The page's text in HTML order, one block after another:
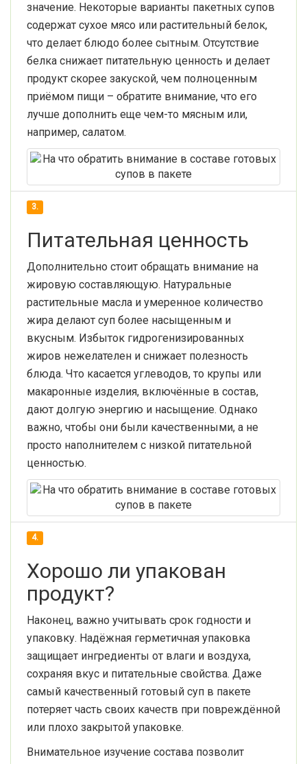
значение. Некоторые варианты пакетных супов
содержат сухое мясо или растительный белок,
что делает блюдо более сытным. Отсутствие
белка снижает питательную ценность и делает
продукт скорее закуской, чем полноценным
приёмом пищи – обратите внимание, что его
лучше дополнить еще чем-то мясным или,
например, салатом.
3.
Питательная ценность
Дополнительно стоит обращать внимание на
жировую составляющую. Натуральные
растительные масла и умеренное количество
жира делают суп более насыщенным и
вкусным. Избыток гидрогенизированных
жиров нежелателен и снижает полезность
блюда. Что касается углеводов, то крупы или
макаронные изделия, включённые в состав,
дают долгую энергию и насыщение. Однако
важно, чтобы они были качественными, а не
просто наполнителем с низкой питательной
ценностью.
4.
Хорошо ли упакован
продукт?
Наконец, важно учитывать срок годности и
упаковку. Надёжная герметичная упаковка
защищает ингредиенты от влаги и воздуха,
сохраняя вкус и питательные свойства. Даже
самый качественный готовый суп в пакете
потеряет часть своих качеств при повреждённой
или плохо закрытой упаковке.
Внимательное изучение состава позволит